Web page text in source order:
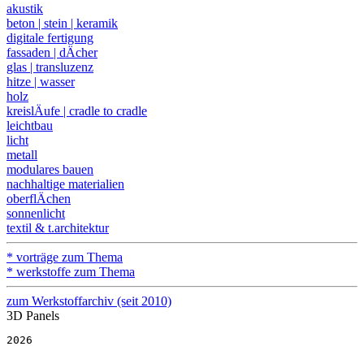
akustik
beton | stein | keramik
digitale fertigung
fassaden | dÄcher
glas | transluzenz
hitze | wasser
holz
kreislÄufe | cradle to cradle
leichtbau
licht
metall
modulares bauen
nachhaltige materialien
oberflÄchen
sonnenlicht
textil & t.architektur
* vorträge zum Thema
* werkstoffe zum Thema
zum Werkstoffarchiv (seit 2010)
3D Panels
2026